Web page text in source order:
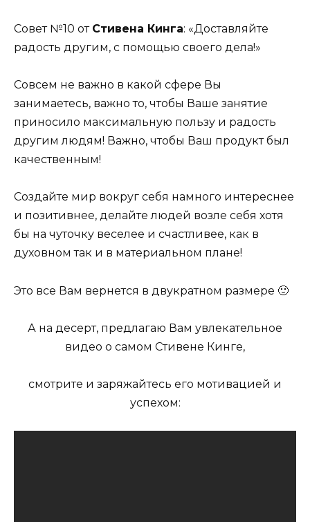
Совет №10 от Стивена Кинга: «Доставляйте
радость другим, с помощью своего дела!»
Совсем не важно в какой сфере Вы
занимаетесь, важно то, чтобы Ваше занятие
приносило максимальную пользу и радость
другим людям! Важно, чтобы Ваш продукт был
качественным!
Создайте мир вокруг себя намного интереснее
и позитивнее, делайте людей возле себя хотя
бы на чуточку веселее и счастливее, как в
духовном так и в материальном плане!
Это все Вам вернется в двукратном размере 🙂
А на десерт, предлагаю Вам увлекательное
видео о самом Стивене Кинге,
смотрите и заряжайтесь его мотивацией и
успехом: